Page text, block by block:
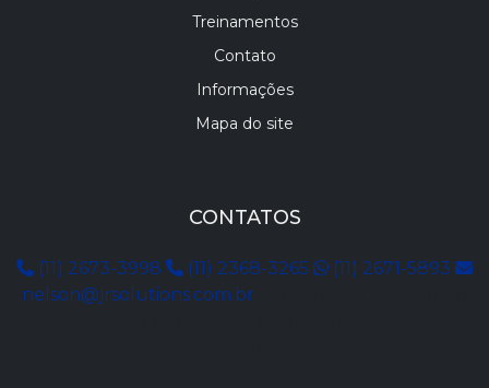
Treinamentos
Contato
Informações
Mapa do site
CONTATOS
(11) 2673-3998 (11) 2368-3265
(11) 2671-5893
nelson@jrsolutions.com.br